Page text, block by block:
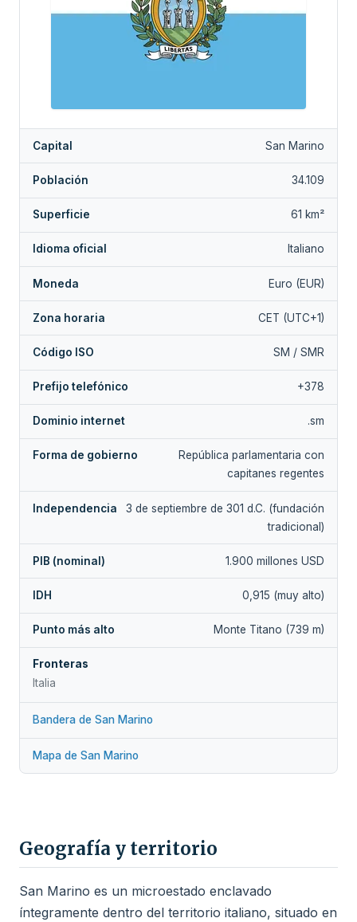
Capital San Marino
Población 34.109
Superficie 61 km²
Idioma oficial Italiano
Moneda Euro (EUR)
Zona horaria CET (UTC+1)
Código ISO SM / SMR
Prefijo telefónico +378
Dominio internet .sm
Forma de gobierno
República parlamentaria con
capitanes regentes
Independencia
3 de septiembre de 301 d.C. (fundación
tradicional)
PIB (nominal) 1.900 millones USD
IDH 0,915 (muy alto)
Punto más alto Monte Titano (739 m)
Fronteras
Italia
Bandera de San Marino
Mapa de San Marino
Geografía y territorio
San Marino es un microestado enclavado
íntegramente dentro del territorio italiano, situado en